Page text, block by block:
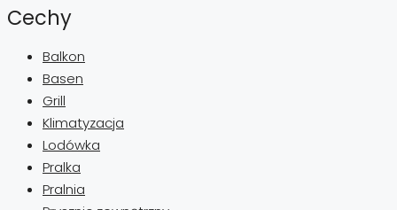
Cechy
Balkon
Basen
Grill
Klimatyzacja
Lodówka
Pralka
Pralnia